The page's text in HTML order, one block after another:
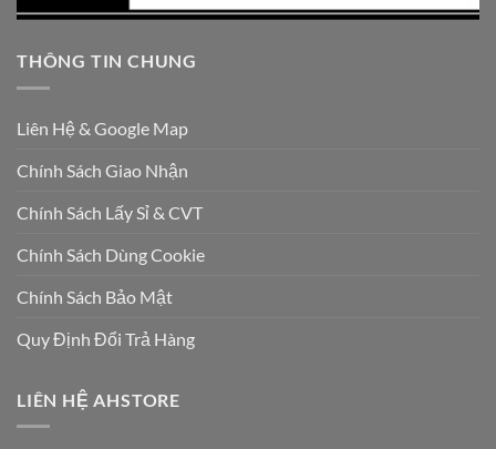
THÔNG TIN CHUNG
Liên Hệ & Google Map
Chính Sách Giao Nhận
Chính Sách Lấy Sỉ & CVT
Chính Sách Dùng Cookie
Chính Sách Bảo Mật
Quy Định Đổi Trả Hàng
LIÊN HỆ AHSTORE